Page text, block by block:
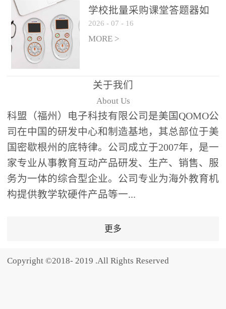
热情QVote 提供了丰富的
互动功能矩阵，满足不同
学科、不同教学目标的互
动需求：即时答题：支持
单选题、多选题、判断题
等基础题型，学生通过答
题器快速响应，系统实时
统计答题数据并生成可视
化图表，让教师瞬间掌握
学生知识掌握情况。主观
反馈：包含简答题、观点
阐述等开放式互动，鼓励
学生自由表达思考过程，
培养批判性思维与表达能
功能增加课堂趣味性，同
学校批量采购课堂答题器如
何选厂家
2026 - 07 - 16
MORE >
关于我们
About Us
科盟（福州）电子科技有限公司是美国QOMO公
司在中国的研发中心和制造基地，其总部位于美
国密歇根州的底特律。公司成立于2007年，是一
家专业从事教育互动产品研发、生产、销售、服
务为一体的综合型企业。公司专业为海外教育机
构提供教学软硬件产品等一...
更多
Copyright ©2018- 2019 .All Rights Reserved